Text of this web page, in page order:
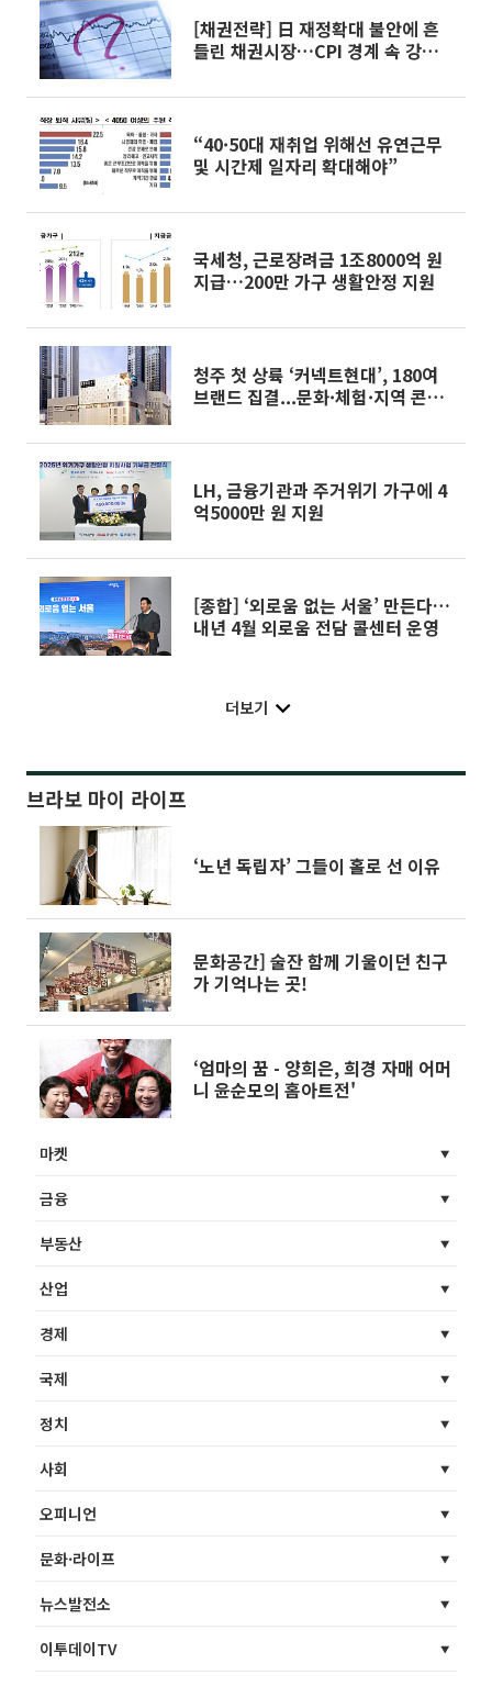
[채권전략] 日 재정확대 불안에 흔
들린 채권시장…CPI 경계 속 강세
“40·50대 재취업 위해선 유연근무
및 시간제 일자리 확대해야”
국세청, 근로장려금 1조8000억 원
지급…200만 가구 생활안정 지원
청주 첫 상륙 ‘커넥트현대’, 180여
브랜드 집결...문화·체험·지역 콘텐
LH, 금융기관과 주거위기 가구에 4
억5000만 원 지원
[종합] ‘외로움 없는 서울’ 만든다…
내년 4월 외로움 전담 콜센터 운영
더보기
브라보 마이 라이프
‘노년 독립자’ 그들이 홀로 선 이유
문화공간] 술잔 함께 기울이던 친구
가 기억나는 곳!
‘엄마의 꿈 - 양희은, 희경 자매 어머
니 윤순모의 홈아트전'
마켓
금융
부동산
산업
경제
국제
정치
사회
오피니언
문화·라이프
뉴스발전소
이투데이TV